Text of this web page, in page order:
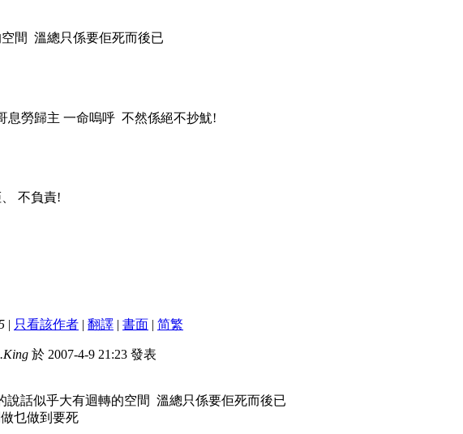
間 溫總只係要佢死而後已
息勞歸主 一命嗚呼 不然係絕不抄魷!
不負責!
| 只看該作者 | 翻譯 | 書面 | 简繁
於 2007-4-9 21:23 發表
說話似乎大有迴轉的空間 溫總只係要佢死而後已
乜做到要死